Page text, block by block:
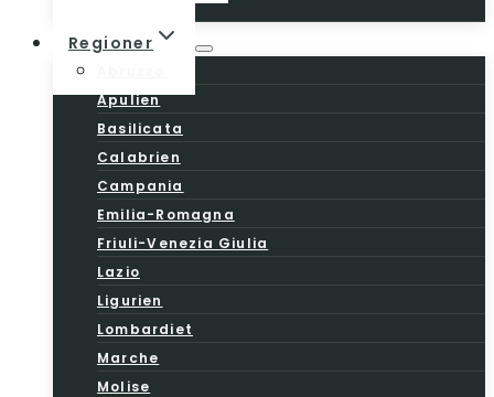
Regioner
Apulien
Basilicata
Calabrien
Campania
Emilia-Romagna
Friuli-Venezia Giulia
Lazio
Ligurien
Lombardiet
Marche
Molise